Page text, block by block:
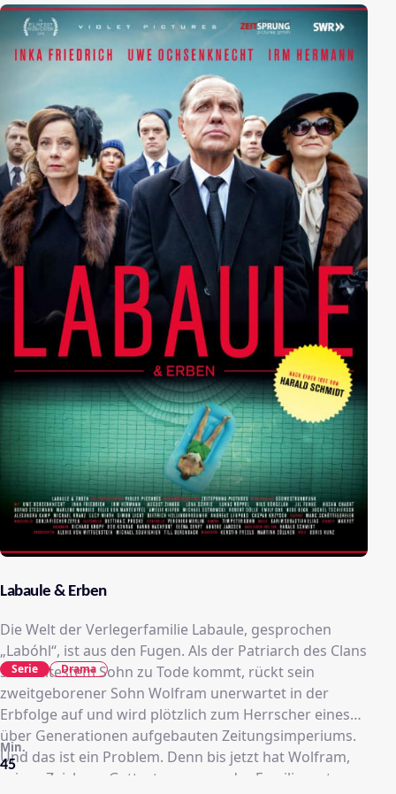
Labaule & Erben
Die Welt der Verlegerfamilie Labaule, gesprochen
„Labóhl“, ist aus den Fugen. Als der Patriarch des Clans
samt ältestem Sohn zu Tode kommt, rückt sein
zweitgeborener Sohn Wolfram unerwartet in der
Erbfolge auf und wird plötzlich zum Herrscher eines
über Generationen aufgebauten Zeitungsimperiums.
Und das ist ein Problem. Denn bis jetzt hat Wolfram,
seines Zeichens Gatte, treusorgender Familienvater
45
Min.
Serie Drama